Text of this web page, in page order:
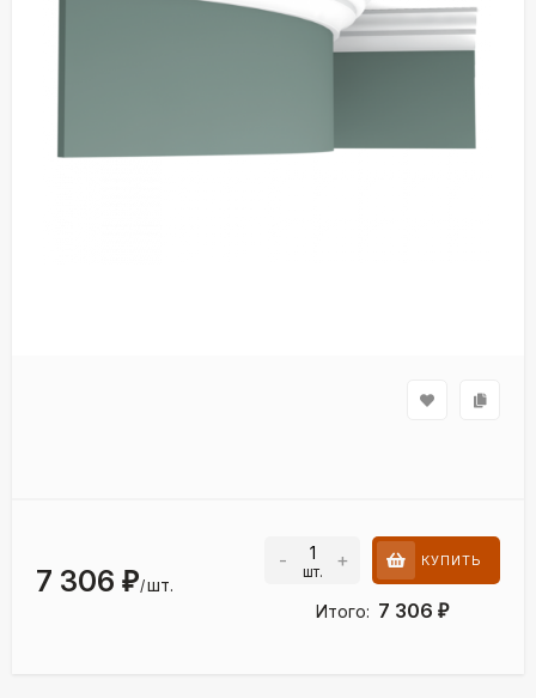
7 306 ₽/шт.
- шт. + КУПИТЬ
Итого: 7 306 ₽